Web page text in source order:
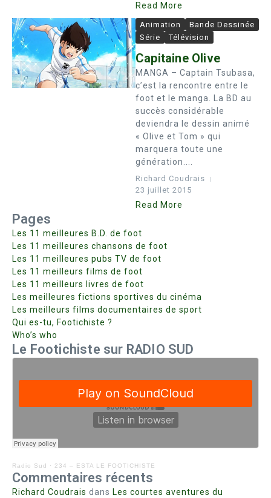
Read More
Animation
Bande Dessinée
Série
Télévision
Capitaine Olive
MANGA – Captain Tsubasa,
c’est la rencontre entre le
foot et le manga. La BD au
succès considérable
deviendra le dessin animé
« Olive et Tom » qui
marquera toute une
génération....
Richard Coudrais
23 juillet 2015
Read More
Pages
Les 11 meilleures B.D. de foot
Les 11 meilleures chansons de foot
Les 11 meilleures pubs TV de foot
Les 11 meilleurs films de foot
Les 11 meilleurs livres de foot
Les meilleures fictions sportives du cinéma
Les meilleurs films documentaires de sport
Qui es-tu, Footichiste ?
Who’s who
Le Footichiste sur RADIO SUD
Radio Sud · 234 – ESTA LE FOOTICHISTE
Commentaires récents
Richard Coudrais dans Les courtes aventures du